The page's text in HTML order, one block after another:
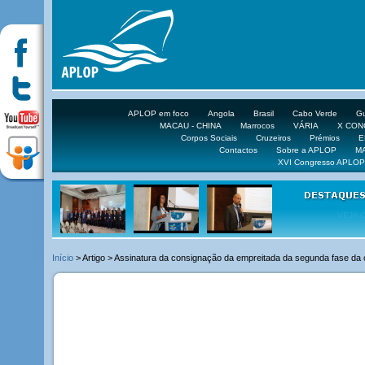
APLOP em foco Angola Brasil Cabo Verde
MACAU - CHINA
Marrocos VÁRIA
X
Corpos Sociais
Cruzeiros Prémios
Contactos
Sobre a APLOP
XVI Congresso APLOP
VEJA
Início > Artigo > Assinatura da consignação da empreitada da segunda fase